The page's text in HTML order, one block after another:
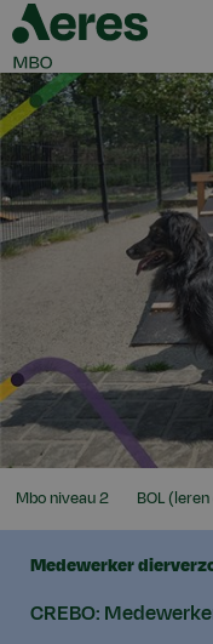
Medewerker
CREBO:
Mbo niveau 2 BOL